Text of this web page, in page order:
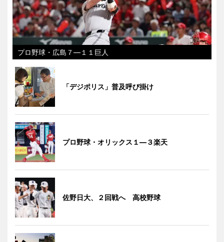
プロ野球・広島７―１１巨人
「デジポリス」普及呼び掛け
プロ野球・オリックス１―３楽天
佐野日大、２回戦へ 高校野球